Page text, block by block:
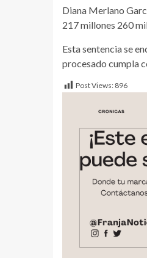
Diana Merlano
217 millones 260
Esta sentencia se
procesado cumpla
Post Views: 896